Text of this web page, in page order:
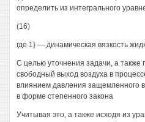
определить из интегрального
(16)
где 1} — динамическая вязкость
С целью уточнения задачи, а
свободный выход воздуха в
влиянием давления защемленного
в форме степенного закона
Учитывая это, а также исходя из